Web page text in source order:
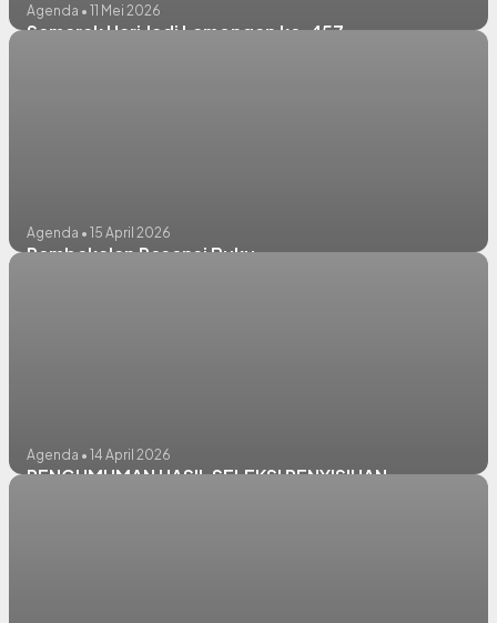
Agenda • 11 Mei 2026
Semarak Hari Jadi Lamongan ke-457
Agenda • 15 April 2026
Pembekalan Resensi Buku
Agenda • 14 April 2026
PENGUMUMAN HASIL SELEKSI PENYISIHAN